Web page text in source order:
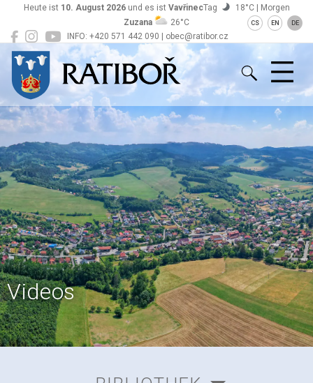
INFO: +420 571 442 090 | obec@ratibor.cz
Heute ist 10. August 2026und es ist VavřinecTag
18°C | Morgen
Zuzana
26°C CS EN DE
Ratiboř
Videos